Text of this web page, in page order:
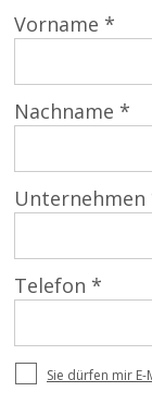
Vorname *
Nachname *
Unternehmen
Telefon *
Sie dürfen mir